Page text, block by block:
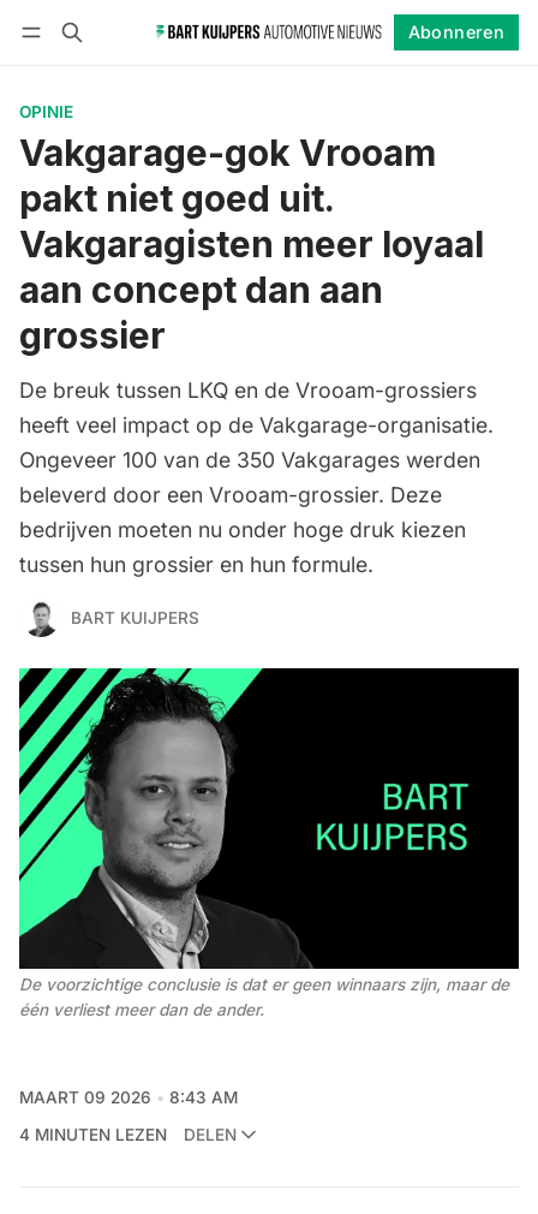
Abonneren
OPINIE
Vakgarage-gok Vrooam
pakt niet goed uit.
Vakgaragisten meer loyaal
aan concept dan aan
grossier
De breuk tussen LKQ en de Vrooam-grossiers
heeft veel impact op de Vakgarage-organisatie.
Ongeveer 100 van de 350 Vakgarages werden
beleverd door een Vrooam-grossier. Deze
bedrijven moeten nu onder hoge druk kiezen
tussen hun grossier en hun formule.
BART KUIJPERS
De voorzichtige conclusie is dat er geen winnaars zijn, maar de
één verliest meer dan de ander.
MAART 09 2026
8:43 AM
4 MINUTEN LEZEN
DELEN